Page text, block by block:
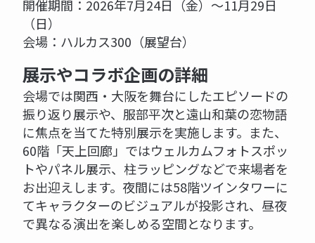
開催期間：2026年7月24日（金）〜11月29日
（日）
会場：ハルカス300（展望台）
展示やコラボ企画の詳細
会場では関西・大阪を舞台にしたエピソードの
振り返り展示や、服部平次と遠山和葉の恋物語
に焦点を当てた特別展示を実施します。また、
60階「天上回廊」ではウェルカムフォトスポッ
トやパネル展示、柱ラッピングなどで来場者を
お出迎えします。夜間には58階ツインタワーに
てキャラクターのビジュアルが投影され、昼夜
で異なる演出を楽しめる空間となります。